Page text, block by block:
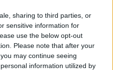
sharing to third parties, or
sensitive information for
use the below opt-out
Please note that after your
may continue seeing
information utilized by
köhögéssel is tartsák
a gyermekorvosok
gyermekorvosok azt kérik a
se engedjék közösségbe a